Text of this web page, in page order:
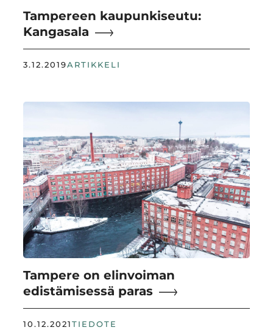
Tampereen kaupunkiseutu:
Kangasala
3.12.2019ARTIKKELI
Tampere on elinvoiman
edistämisessä paras
10.12.2021TIEDOTE